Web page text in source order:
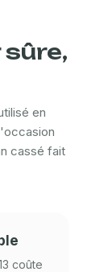
sûre,
en
cassé fait
coûte